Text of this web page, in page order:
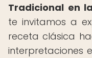
Tradicional en
te invitamos a
receta clásica
interpretaciones